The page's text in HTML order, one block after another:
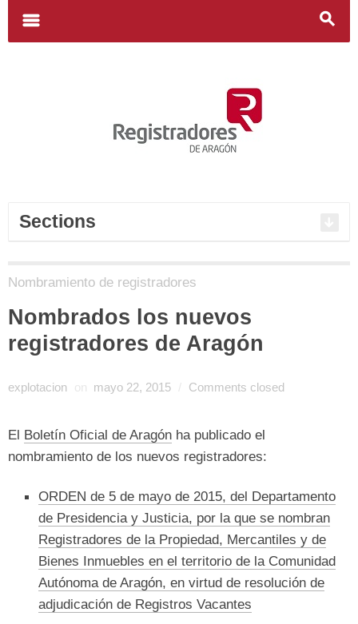
s
m
Sections
Nombramiento de registradores
Nombrados los nuevos
registradores de Aragón
explotacion on mayo 22, 2015 / Comments closed
El Boletín Oficial de Aragón ha publicado el
nombramiento de los nuevos registradores:
ORDEN de 5 de mayo de 2015, del Departamento
de Presidencia y Justicia, por la que se nombran
Registradores de la Propiedad, Mercantiles y de
Bienes Inmuebles en el territorio de la Comunidad
Autónoma de Aragón, en virtud de resolución de
adjudicación de Registros Vacantes